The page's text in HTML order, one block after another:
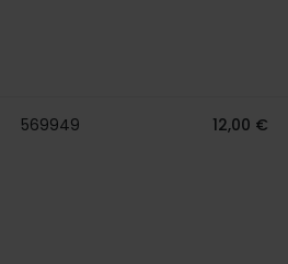
569949 12,00 €